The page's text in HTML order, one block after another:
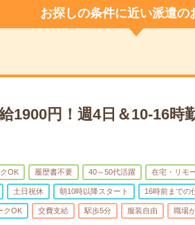
お探しの条件に近い派遣の
1900円！週4日＆10-16時
OK 履歴書不要 40～50代活躍 在宅・リモ
土日祝休 朝10時以降スタート 16時前までの
クOK 交費支給 駅歩5分 服装自由 職場